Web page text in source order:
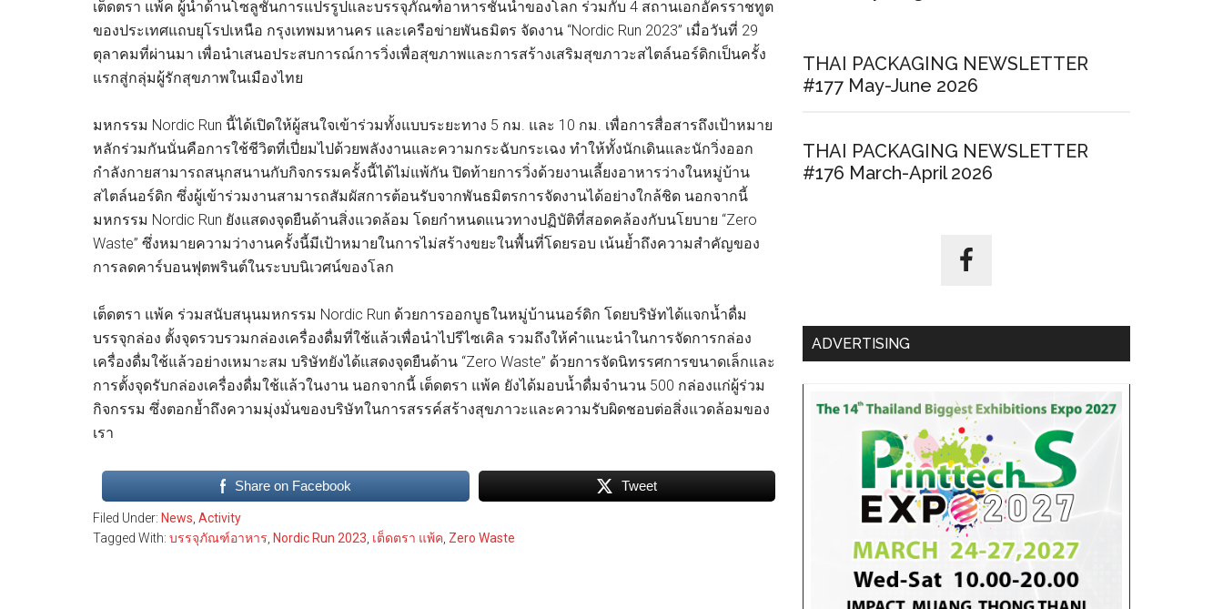
เต็ดตรา แพ้ค ผู้นำด้านโซลูชันการแปรรูปและบรรจุภัณฑ์อาหารชั้นนำของโลก ร่วมกับ 4 สถานเอกอัครราชทูต
ของประเทศแถบยุโรปเหนือ กรุงเทพมหานคร และเครือข่ายพันธมิตร จัดงาน “Nordic Run 2023” เมื่อวันที่ 29
ตุลาคมที่ผ่านมา เพื่อนำเสนอประสบการณ์การวิ่งเพื่อสุขภาพและการสร้างเสริมสุขภาวะสไตล์นอร์ดิกเป็นครั้ง
แรกสู่กลุ่มผู้รักสุขภาพในเมืองไทย
มหกรรม Nordic Run นี้ได้เปิดให้ผู้สนใจเข้าร่วมทั้งแบบระยะทาง 5 กม. และ 10 กม. เพื่อการสื่อสารถึงเป้าหมาย
หลักร่วมกันนั่นคือการใช้ชีวิตที่เปี่ยมไปด้วยพลังงานและความกระฉับกระเฉง ทำให้ทั้งนักเดินและนักวิ่งออก
กำลังกายสามารถสนุกสนานกับกิจกรรมครั้งนี้ได้ไม่แพ้กัน ปิดท้ายการวิ่งด้วยงานเลี้ยงอาหารว่างในหมู่บ้าน
สไตล์นอร์ดิก ซึ่งผู้เข้าร่วมงานสามารถสัมผัสการต้อนรับจากพันธมิตรการจัดงานได้อย่างใกล้ชิด นอกจากนี้
มหกรรม Nordic Run ยังแสดงจุดยืนด้านสิ่งแวดล้อม โดยกำหนดแนวทางปฏิบัติที่สอดคล้องกับนโยบาย “Zero
Waste” ซึ่งหมายความว่างานครั้งนี้มีเป้าหมายในการไม่สร้างขยะในพื้นที่โดยรอบ เน้นย้ำถึงความสำคัญของ
การลดคาร์บอนฟุตพรินต์ในระบบนิเวศน์ของโลก
เต็ดตรา แพ้ค ร่วมสนับสนุนมหกรรม Nordic Run ด้วยการออกบูธในหมู่บ้านนอร์ดิก โดยบริษัทได้แจกน้ำดื่ม
บรรจุกล่อง ตั้งจุดรวบรวมกล่องเครื่องดื่มที่ใช้แล้วเพื่อนำไปรีไซเคิล รวมถึงให้คำแนะนำในการจัดการกล่อง
เครื่องดื่มใช้แล้วอย่างเหมาะสม บริษัทยังได้แสดงจุดยืนด้าน “Zero Waste” ด้วยการจัดนิทรรศการขนาดเล็กและ
การตั้งจุดรับกล่องเครื่องดื่มใช้แล้วในงาน นอกจากนี้ เต็ดตรา แพ้ค ยังได้มอบน้ำดื่มจำนวน 500 กล่องแก่ผู้ร่วม
กิจกรรม ซึ่งตอกย้ำถึงความมุ่งมั่นของบริษัทในการสรรค์สร้างสุขภาวะและความรับผิดชอบต่อสิ่งแวดล้อมของ
เรา
Share on Facebook Tweet
Filed Under: News Activity
Tagged With: บรรจุภัณฑ์อาหาร Nordic Run 2023 เต็ดตรา แพ้ค Zero Waste
THAI PACKAGING NEWSLETTER
#177 May-June 2026
THAI PACKAGING NEWSLETTER
#176 March-April 2026
ADVERTISING